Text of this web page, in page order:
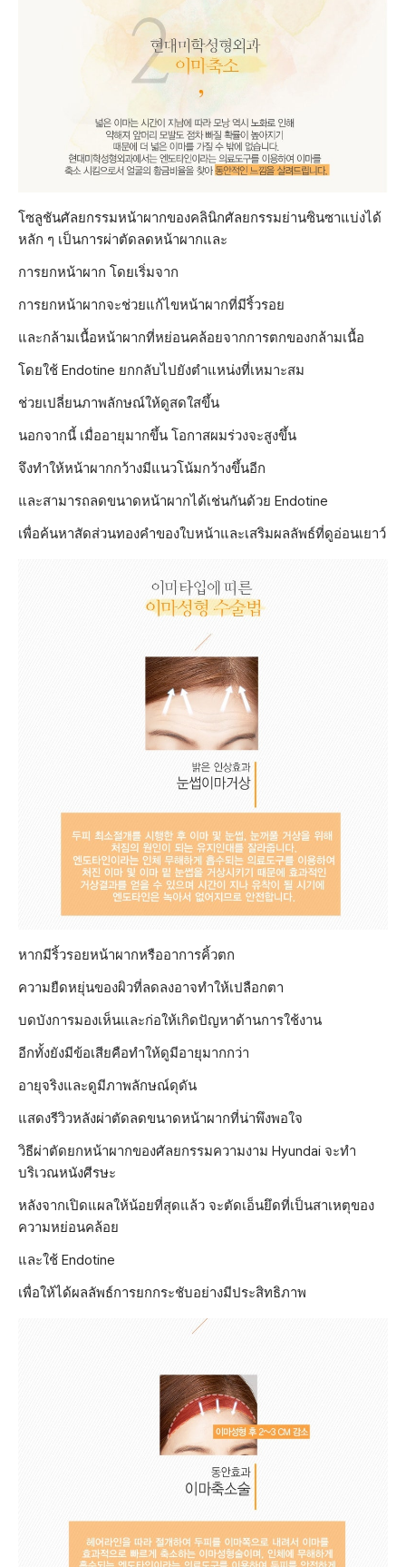
โซลูชันศัลยกรรมหน้าผากของคลินิกศัลยกรรมย่านซินซาแบ่งได้
หลัก ๆ เป็นการผ่าตัดลดหน้าผากและ
การยกหน้าผาก โดยเริ่มจาก
การยกหน้าผากจะช่วยแก้ไขหน้าผากที่มีริ้วรอย
และกล้ามเนื้อหน้าผากที่หย่อนคล้อยจากการตกของกล้ามเนื้อ
โดยใช้ Endotine ยกกลับไปยังตำแหน่งที่เหมาะสม
ช่วยเปลี่ยนภาพลักษณ์ให้ดูสดใสขึ้น
นอกจากนี้ เมื่ออายุมากขึ้น โอกาสผมร่วงจะสูงขึ้น
จึงทำให้หน้าผากกว้างมีแนวโน้มกว้างขึ้นอีก
และสามารถลดขนาดหน้าผากได้เช่นกันด้วย Endotine
เพื่อค้นหาสัดส่วนทองคำของใบหน้าและเสริมผลลัพธ์ที่ดูอ่อนเยาว์
หากมีริ้วรอยหน้าผากหรืออาการคิ้วตก
ความยืดหยุ่นของผิวที่ลดลงอาจทำให้เปลือกตา
บดบังการมองเห็นและก่อให้เกิดปัญหาด้านการใช้งาน
อีกทั้งยังมีข้อเสียคือทำให้ดูมีอายุมากกว่า
อายุจริงและดูมีภาพลักษณ์ดุดัน
แสดงรีวิวหลังผ่าตัดลดขนาดหน้าผากที่น่าพึงพอใจ
วิธีผ่าตัดยกหน้าผากของศัลยกรรมความงาม Hyundai จะทำ
บริเวณหนังศีรษะ
หลังจากเปิดแผลให้น้อยที่สุดแล้ว จะตัดเอ็นยึดที่เป็นสาเหตุของ
ความหย่อนคล้อย
และใช้ Endotine
เพื่อให้ได้ผลลัพธ์การยกกระชับอย่างมีประสิทธิภาพ